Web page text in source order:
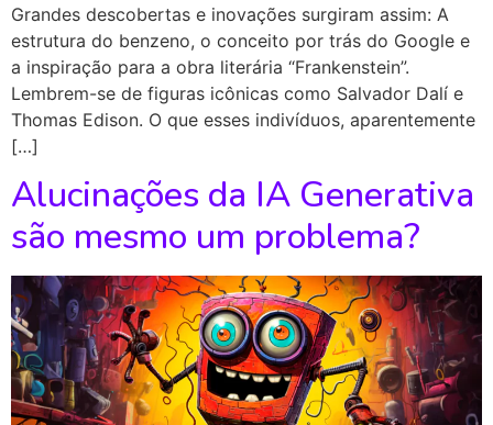
Grandes descobertas e inovações surgiram assim: A
estrutura do benzeno, o conceito por trás do Google e
a inspiração para a obra literária “Frankenstein”.
Lembrem-se de figuras icônicas como Salvador Dalí e
Thomas Edison. O que esses indivíduos, aparentemente
[…]
Alucinações da IA Generativa
são mesmo um problema?